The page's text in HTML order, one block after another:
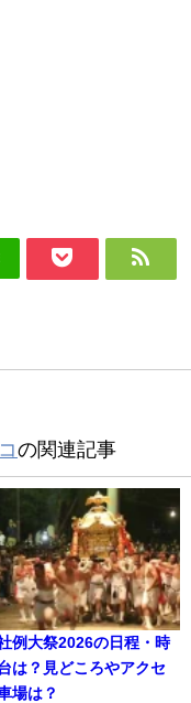
の関連記事
例大祭2026の日程・時
は？見どころやアクセ
場は？